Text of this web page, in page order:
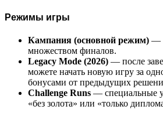
Режимы игры
Кампания (основной режим) —
множеством финалов.
Legacy Mode (2026) — после
можете начать новую игру за
бонусами от предыдущих
Challenge Runs — специальные
«без золота» или «только